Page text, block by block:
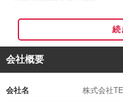
「一生モノの武器」を手に入
□■結果にこだわる『オリジナル
当サロンでは、韓国発祥の「コ
膜調整を組み合わせ、日本人向
◎採用決定
◎入社
※応募者多数の場合、書類選考
す。
続
会社概要
会社名 株式会社